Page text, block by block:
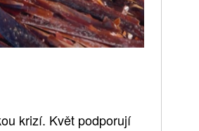
krizí. Květ podporují